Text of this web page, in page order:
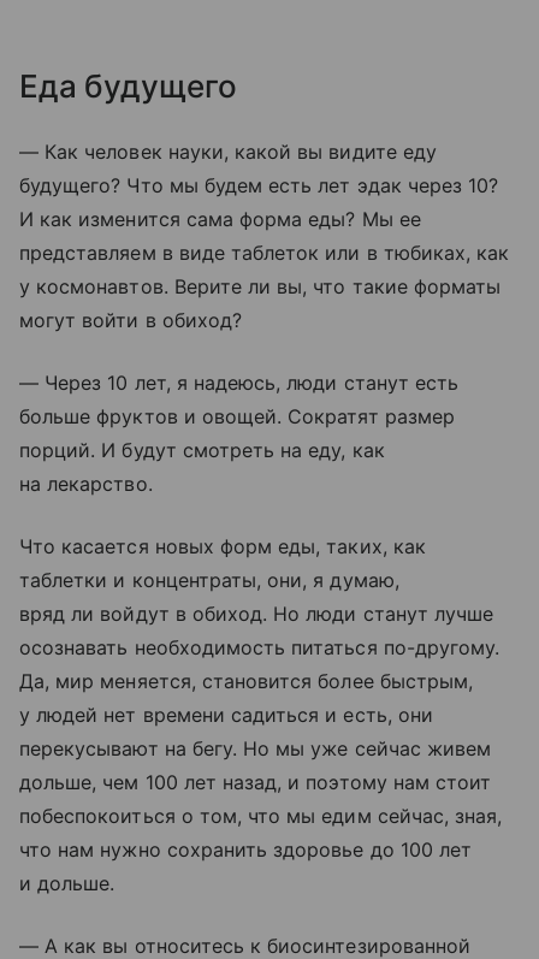
Еда будущего
— Как человек науки, какой вы видите еду
будущего? Что мы будем есть лет эдак через 10?
И как изменится сама форма еды? Мы ее
представляем в виде таблеток или в тюбиках, как
у космонавтов. Верите ли вы, что такие форматы
могут войти в обиход?
— Через 10 лет, я надеюсь, люди станут есть
больше фруктов и овощей. Сократят размер
порций. И будут смотреть на еду, как
на лекарство.
Что касается новых форм еды, таких, как
таблетки и концентраты, они, я думаю,
вряд ли войдут в обиход. Но люди станут лучше
осознавать необходимость питаться по-другому.
Да, мир меняется, становится более быстрым,
у людей нет времени садиться и есть, они
перекусывают на бегу. Но мы уже сейчас живем
дольше, чем 100 лет назад, и поэтому нам стоит
побеспокоиться о том, что мы едим сейчас, зная,
что нам нужно сохранить здоровье до 100 лет
и дольше.
— А как вы относитесь к биосинтезированной